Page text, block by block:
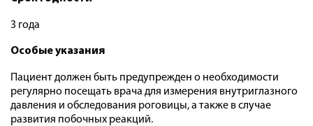
3 года
Особые указания
Пациент должен быть предупрежден о необходимости
регулярно посещать врача для измерения внутриглазного
давления и обследования роговицы, а также в случае
развития побочных реакций.